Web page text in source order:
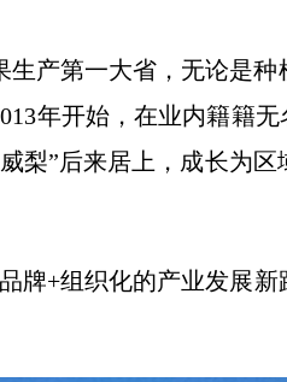
生产第一大省，无论是
年开始，在业内籍籍
梨”后来居上，成长为
牌+组织化的产业发展